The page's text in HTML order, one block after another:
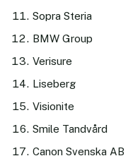
Sopra Steria
BMW Group
Verisure
Liseberg
Visionite
Smile Tandvård
Canon Svenska AB